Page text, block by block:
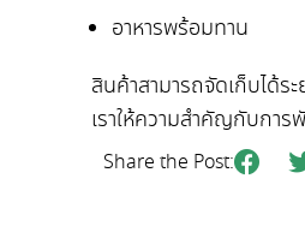
อาหารพร้อมทาน
สินค้าสามารถจัดเก็บได้ร
เราให้ความสำคัญกับกา
Share the Post: